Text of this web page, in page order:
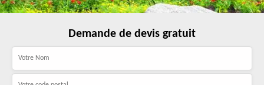
Demande de devis gratuit